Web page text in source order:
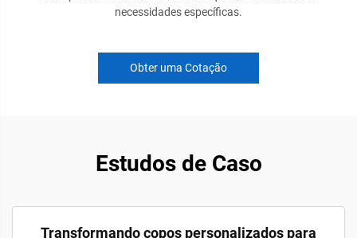
necessidades específicas.
Obter uma Cotação
Estudos de Caso
Transformando copos personalizados para